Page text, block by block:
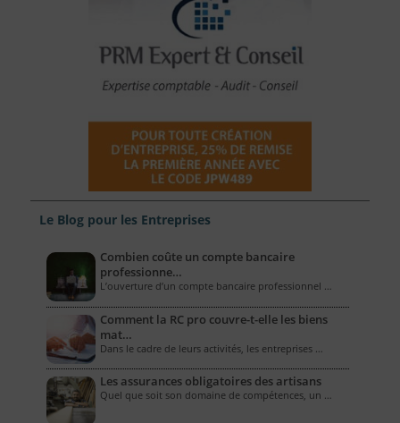
Le Blog pour les Entreprises
Combien coûte un compte bancaire
professionne…
L’ouverture d’un compte bancaire professionnel …
Comment la RC pro couvre-t-elle les biens
mat…
Dans le cadre de leurs activités, les entreprises …
Les assurances obligatoires des artisans
Quel que soit son domaine de compétences, un …